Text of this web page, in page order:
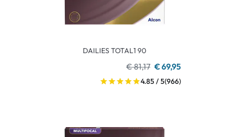
DAILIES TOTAL1 90
€ 81,17 € 69,95
4.85 / 5(966)